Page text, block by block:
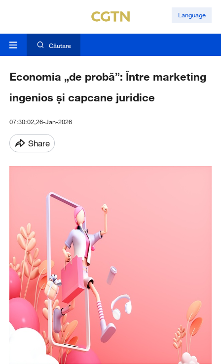
Language
Căutare
Economia „de probă”: Între marketing
ingenios și capcane juridice
07:30:02,26-Jan-2026
Share